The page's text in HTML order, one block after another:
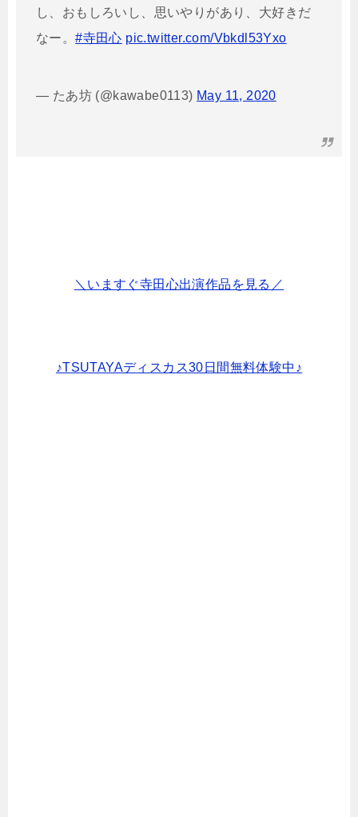
し、おもしろいし、思いやりがあり、大好きだ
なー。#寺田心 pic.twitter.com/Vbkdl53Yxo
— たあ坊 (@kawabe0113) May 11, 2020
＼いますぐ寺田心出演作品を見る／
♪TSUTAYAディスカス30日間無料体験中♪